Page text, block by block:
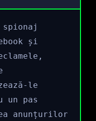
și
le
pas
anunțurilor